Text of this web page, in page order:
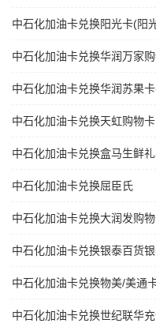
中石化加油卡兑换阳光卡(阳
中石化加油卡兑换华润万家
中石化加油卡兑换华润苏果
中石化加油卡兑换天虹购物卡
中石化加油卡兑换盒马生鲜
中石化加油卡兑换屈臣氏
中石化加油卡兑换大润发购
中石化加油卡兑换银泰百货
中石化加油卡兑换物美/美通
中石化加油卡兑换世纪联华